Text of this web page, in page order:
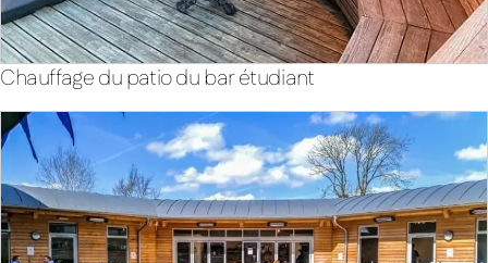
Chauffage du patio du bar étudiant